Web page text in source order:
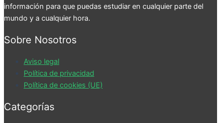
información para que puedas estudiar en cualquier parte del
mundo y a cualquier hora.
Sobre Nosotros
Aviso legal
Política de privacidad
Política de cookies (UE)
Categorías